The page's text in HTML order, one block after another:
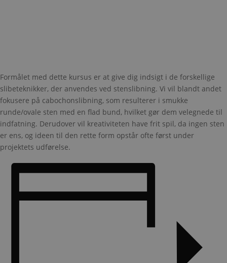
Formålet med dette kursus er at give dig indsigt i de forskellige
slibeteknikker, der anvendes ved stenslibning. Vi vil blandt andet
fokusere på cabochonslibning, som resulterer i smukke
runde/ovale sten med en flad bund, hvilket gør dem velegnede til
indfatning. Derudover vil kreativiteten have frit spil, da ingen sten
er ens, og ideen til den rette form opstår ofte først under
projektets udførelse.